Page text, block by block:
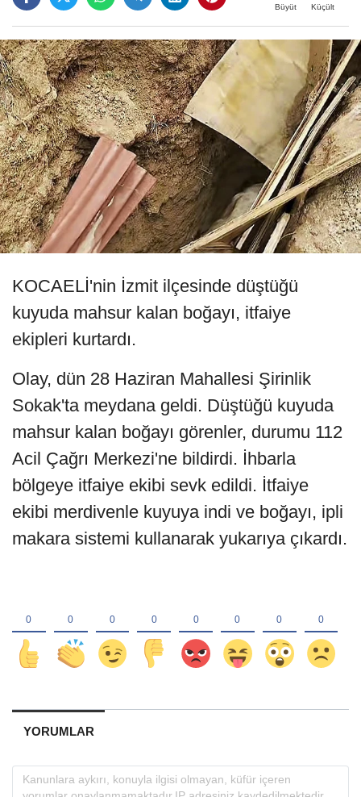
Büyüt Küçült
KOCAELİ'nin İzmit ilçesinde düştüğü
kuyuda mahsur kalan boğayı, itfaiye
ekipleri kurtardı.
Olay, dün 28 Haziran Mahallesi Şirinlik
Sokak'ta meydana geldi. Düştüğü kuyuda
mahsur kalan boğayı görenler, durumu 112
Acil Çağrı Merkezi'ne bildirdi. İhbarla
bölgeye itfaiye ekibi sevk edildi. İtfaiye
ekibi merdivenle kuyuya indi ve boğayı, ipli
makara sistemi kullanarak yukarıya çıkardı.
YORUMLAR